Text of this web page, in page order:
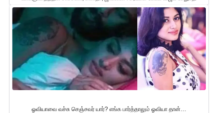
ஓவியாவை வச்சு செஞ்சவர் யார்? எங்க பார்த்தாலும் ஓவியா தான்…